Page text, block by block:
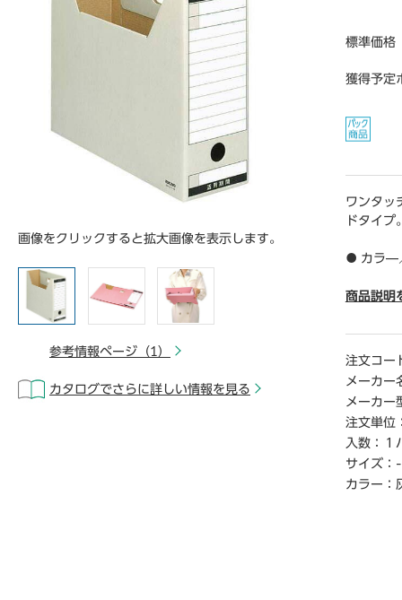
画像をクリックすると拡大画像を表示します。
参考情報ページ（1）
カタログでさらに詳しい情報を見る
標準価格
獲得予定
ワンタッ
ドタイプ
● カラ―
● 寸法／
● ワンタ
● 単位
※1パッ
※より詳
い。
【デジタ
商品説明
注文コー
メーカー
メーカー
注文単位
入数：
１
サイズ： -
カラー：